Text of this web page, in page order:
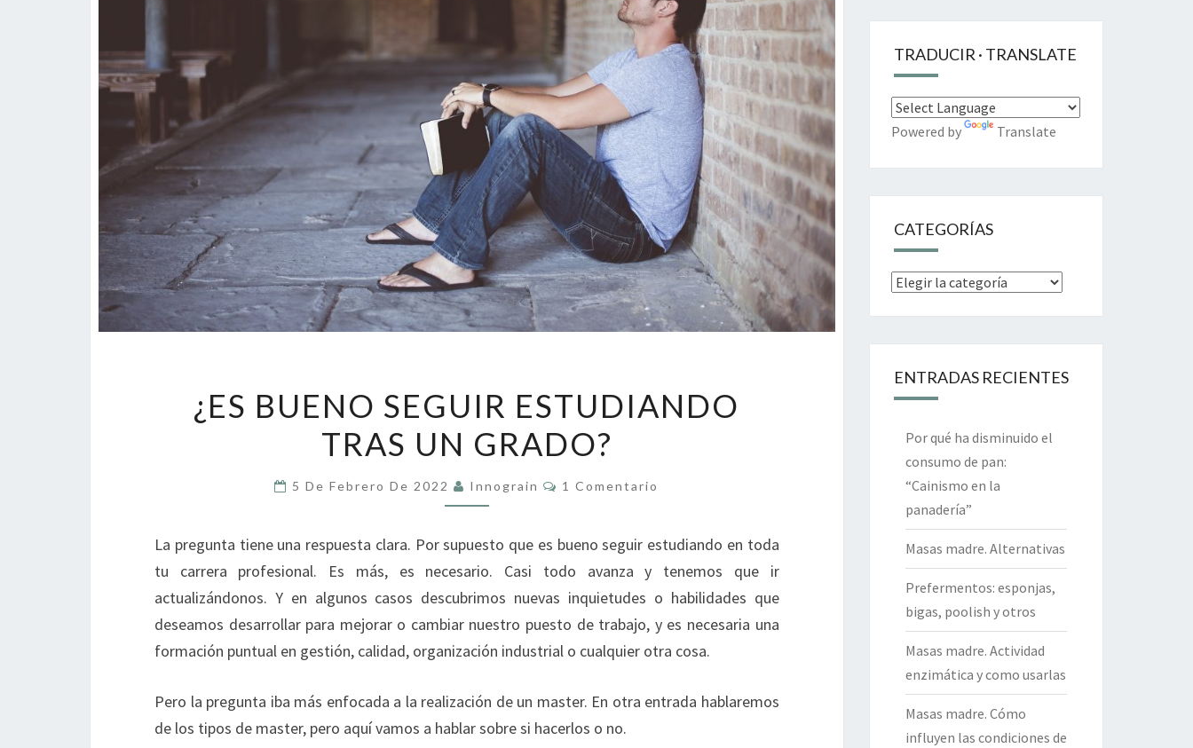
BUENO
SEGUIR
ESTUDIANDO
TRAS
GRADO?
¿ES BUENO SEGUIR ESTUDIANDO
TRAS UN GRADO?
5 De Febrero De 2022 Innograin Comentarios
1 Comentario
La pregunta tiene una respuesta clara. Por supuesto que es bueno seguir estudiando en toda
tu carrera profesional. Es más, es necesario. Casi todo avanza y tenemos que ir
actualizándonos. Y en algunos casos descubrimos nuevas inquietudes o habilidades que
deseamos desarrollar para mejorar o cambiar nuestro puesto de trabajo, y es necesaria una
formación puntual en gestión, calidad, organización industrial o cualquier otra cosa.
Pero la pregunta iba más enfocada a la realización de un master. En otra entrada hablaremos
de los tipos de master, pero aquí vamos a hablar sobre si hacerlos o no.
TRADUCIR · TRANSLATE
Powered by Translate
CATEGORÍAS
Categorías
ENTRADAS RECIENTES
Por qué ha disminuido el
consumo de pan:
“Cainismo en la
panadería”
Masas madre. Alternativas
Prefermentos: esponjas,
bigas, poolish y otros
Masas madre. Actividad
enzimática y como usarlas
Masas madre. Cómo
influyen las condiciones de